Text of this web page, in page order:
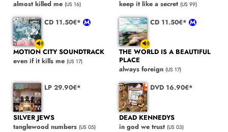
almost killed me (US 16)
keep it like a secret (US 99)
CD 11.50€*
MOTION CITY SOUNDTRACK
even if it kills me (US 17)
CD 11.50€*
THE WORLD IS A BEAUTIFUL
PLACE
always foreign (US 17)
LP 29.90€*
SILVER JEWS
tanglewood numbers (US 05)
DVD 16.90€*
DEAD KENNEDYS
in god we trust (US 03)